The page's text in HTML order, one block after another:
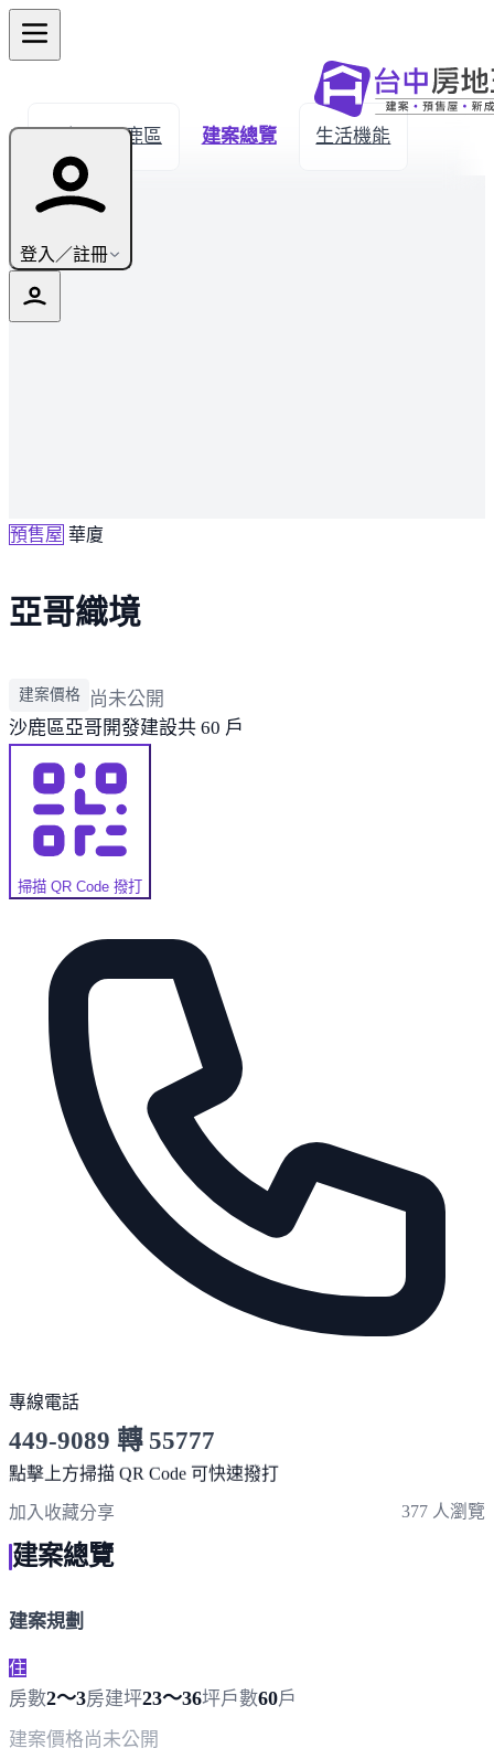
登入／註冊
← 返回沙鹿區 建案總覽 生活機能
預售屋 華廈
亞哥織境
建案價格
尚未公開
沙鹿區亞哥開發建設共 60 戶
掃描 QR Code 撥打
專線電話
449-9089 轉 55777
服務時間 10:00～19:00
點擊上方掃描 QR Code 可快速撥打
加入收藏分享 377 人瀏覽
建案總覽
建案規劃
住
房數2～3房建坪23～36坪戶數60戶
建案價格尚未公開